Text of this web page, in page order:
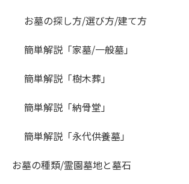
お墓の探し方/選び方/建て方
簡単解説「家墓/一般墓」
簡単解説「樹木葬」
簡単解説「納骨堂」
簡単解説「永代供養墓」
お墓の種類/霊園墓地と墓石